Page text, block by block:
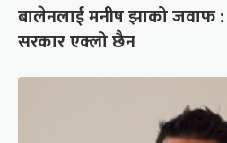
बालेनलाई मनीष झाको जवाफ
सरकार एक्लो छैन